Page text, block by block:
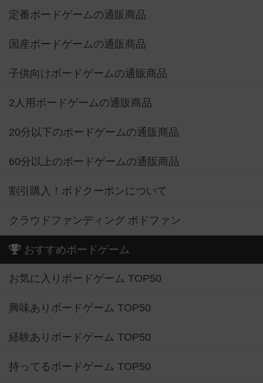
定番ボードゲームの通販商品
国産ボードゲームの通販商品
子供向けボードゲームの通販商品
2人用ボードゲームの通販商品
20分以下のボードゲームの通販商品
60分以上のボードゲームの通販商品
割引購入！ボドクーポンについて
クラウドファンディング ボドファン
おすすめボードゲーム
お気に入りボードゲーム TOP50
興味ありボードゲーム TOP50
経験ありボードゲーム TOP50
持ってるボードゲーム TOP50